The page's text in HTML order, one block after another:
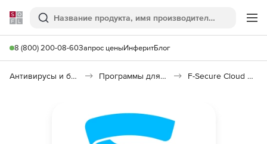
Softline
Поиск
8 (800) 200-08-60Запрос ценыИнферитБлог
Антивирусы и безопасность Программы для защиты информации F-Secure Cloud Protection for Salesforce